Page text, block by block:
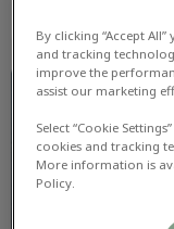
Verzekering
By clicking “Accept
and tracking
improve the
assist our marketing
Select “Cookie
cookies and tracking
More information is
Policy.